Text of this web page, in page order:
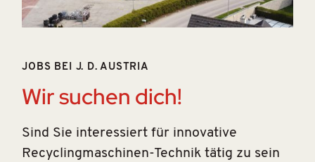
JOBS BEI J. D. AUSTRIA
Wir suchen dich!
Sind Sie interessiert für innovative
Recyclingmaschinen-Technik tätig zu sein